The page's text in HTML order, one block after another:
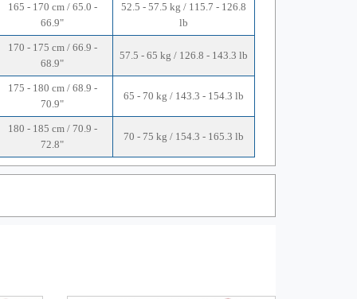
165 - 170 cm / 65.0 -
66.9"
52.5 - 57.5 kg / 115.7 - 126.8
lb
170 - 175 cm / 66.9 -
68.9"
57.5 - 65 kg / 126.8 - 143.3 lb
175 - 180 cm / 68.9 -
70.9"
65 - 70 kg / 143.3 - 154.3 lb
180 - 185 cm / 70.9 -
72.8"
70 - 75 kg / 154.3 - 165.3 lb